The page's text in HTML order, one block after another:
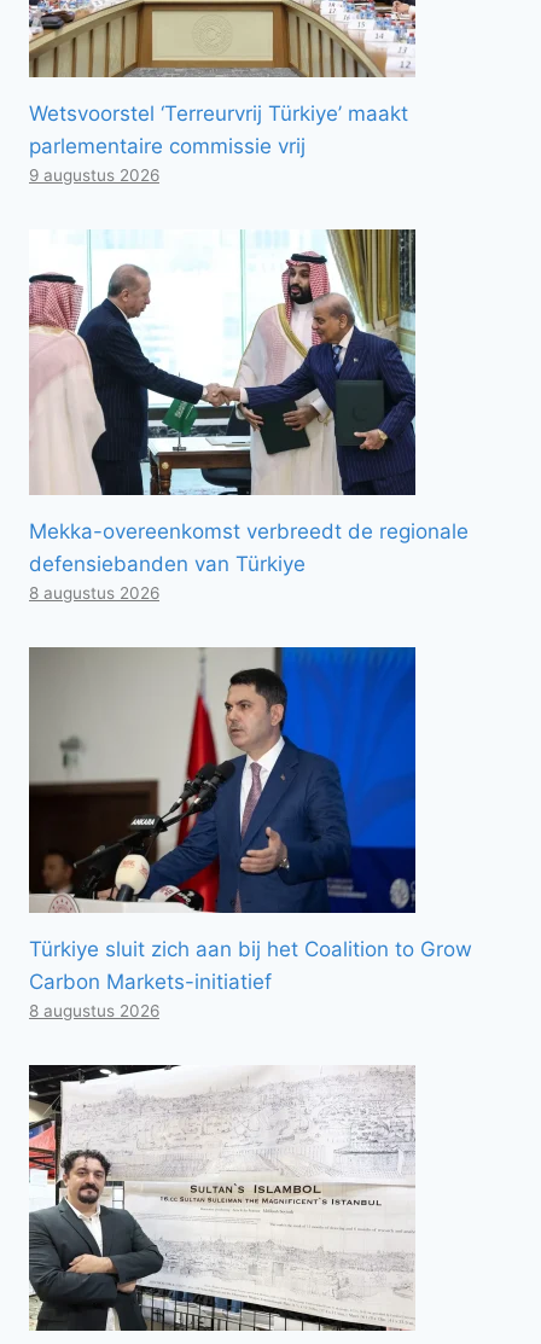
Wetsvoorstel ‘Terreurvrij Türkiye’ maakt
parlementaire commissie vrij
9 augustus 2026
Mekka-overeenkomst verbreedt de regionale
defensiebanden van Türkiye
8 augustus 2026
Türkiye sluit zich aan bij het Coalition to Grow
Carbon Markets-initiatief
8 augustus 2026